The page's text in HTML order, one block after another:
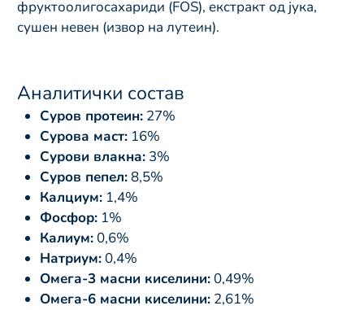
фруктоолигосахариди (FOS), екстракт од јука,
сушен невен (извор на лутеин).
Аналитички состав
Суров протеин: 27%
Сурова маст: 16%
Сурови влакна: 3%
Суров пепел:8,5%
Калциум: 1,4%
Фосфор: 1%
Калиум: 0,6%
Натриум: 0,4%
Омега-3 масни киселини: 0,49%
Омега-6 масни киселини: 2,61%